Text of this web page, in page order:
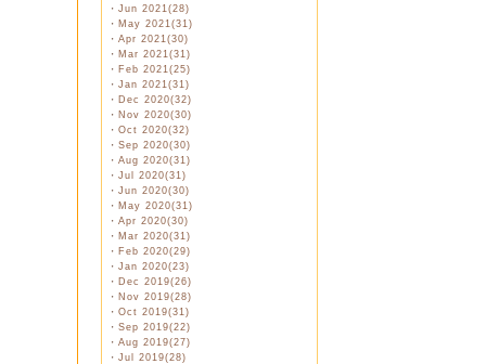
・ Jun 2021(28)
・ May 2021(31)
・ Apr 2021(30)
・ Mar 2021(31)
・ Feb 2021(25)
・ Jan 2021(31)
・ Dec 2020(32)
・ Nov 2020(30)
・ Oct 2020(32)
・ Sep 2020(30)
・ Aug 2020(31)
・ Jul 2020(31)
・ Jun 2020(30)
・ May 2020(31)
・ Apr 2020(30)
・ Mar 2020(31)
・ Feb 2020(29)
・ Jan 2020(23)
・ Dec 2019(26)
・ Nov 2019(28)
・ Oct 2019(31)
・ Sep 2019(22)
・ Aug 2019(27)
・ Jul 2019(28)